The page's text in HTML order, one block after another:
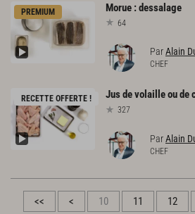
PREMIUM Morue :dessalage
64
ParAlain
CHEF
RECETTE OFFERTE ! Jusdevolailleoude
327
ParAlain
CHEF
<< < 10 11 12